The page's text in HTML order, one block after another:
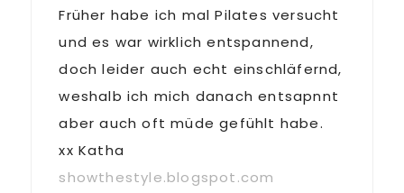
Früher habe ich mal Pilates versucht
und es war wirklich entspannend,
doch leider auch echt einschläfernd,
weshalb ich mich danach entsapnnt
aber auch oft müde gefühlt habe.
xx Katha
showthestyle.blogspot.com